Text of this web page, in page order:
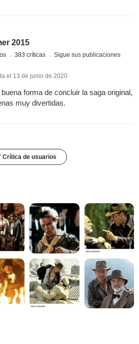
2015
383 críticas Sigue sus publicaciones
el 13 de junio de 2020
forma de concluir la saga original,
muy divertidas.
Crítica de usuarios